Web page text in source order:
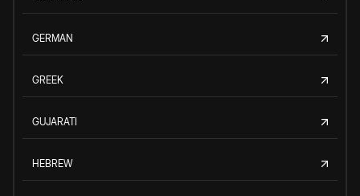
GERMAN
GREEK
GUJARATI
HEBREW